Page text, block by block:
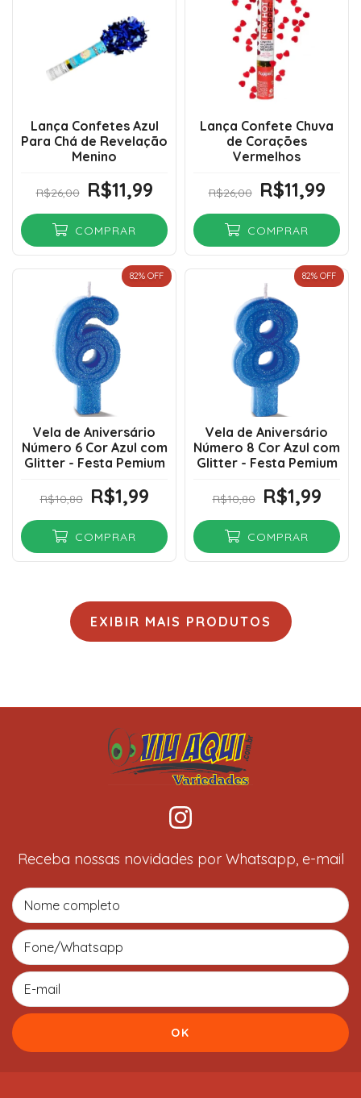
Lança Confetes Azul
Para Chá de Revelação
Menino
R$26,00 R$11,99
COMPRAR
Lança Confete Chuva
de Corações
Vermelhos
R$26,00 R$11,99
COMPRAR
82% OFF
Vela de Aniversário
Número 6 Cor Azul com
Glitter - Festa Pemium
R$10,80 R$1,99
COMPRAR
82% OFF
Vela de Aniversário
Número 8 Cor Azul com
Glitter - Festa Pemium
R$10,80 R$1,99
COMPRAR
EXIBIR MAIS PRODUTOS
Receba nossas novidades por Whatsapp, e-mail